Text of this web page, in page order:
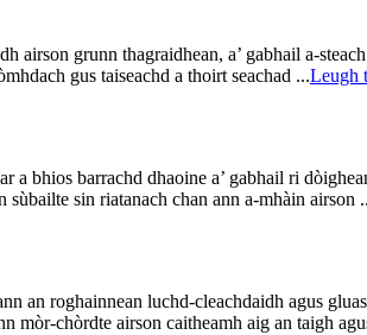
grunn thagraidhean, a’ gabhail a-
gus taiseachd a thoirt seachad ...Leugh
a bhios barrachd dhaoine a’ gabhail ri
sùbailte sin riatanach chan ann a-mhàin airson
an roghainnean luchd-cleachdaidh agus
mòr-chòrdte airson caitheamh aig an taigh